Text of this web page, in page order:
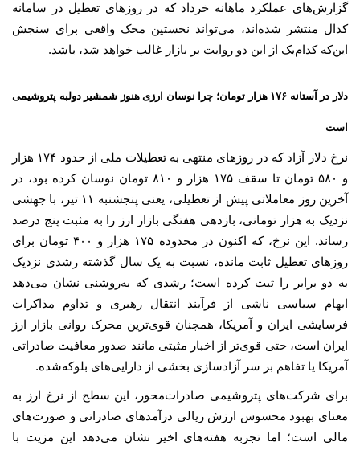
گزارش‌های عملکرد ماهانه خرداد که در روزهای تعطیل در سامانه
کدال منتشر شده‌اند، می‌تواند نخستین محک واقعی برای سنجش
این‌که کدام‌یک از این دو روایت بر بازار غالب خواهد شد، باشد.
دلار در آستانه ۱۷۶ هزار تومان؛ چرا نوسان ارزی هنوز شمشیر دولبه پتروشیمی
است
نرخ دلار آزاد که در روزهای منتهی به تعطیلات ملی از حدود ۱۷۴ هزار
و ۵۸۰ تومان تا سقف ۱۷۵ هزار و ۸۱۰ تومان نوسان کرده بود، در
آخرین روز معاملاتی پیش از تعطیلی، یعنی پنجشنبه ۱۱ تیر، با جهشی
نزدیک به هزار تومانی، بازدهی هفتگی بازار ارز را به مثبت پنج درصد
رساند. این نرخ، که اکنون در محدوده ۱۷۵ هزار و ۴۰۰ تومان برای
روزهای تعطیل ثابت مانده، نسبت به یک سال گذشته رشدی نزدیک
به دو برابر را ثبت کرده است؛ رشدی که به‌روشنی نشان می‌دهد
ابهام سیاسی ناشی از فرآیند انتقال رهبری و تداوم مذاکرات
فرسایشی ایران و آمریکا، همچنان قوی‌ترین محرک روانی بازار ارز
ایران است، حتی قوی‌تر از اخبار مثبتی مانند صدور معافیت صادراتی
آمریکا یا تفاهم بر سر آزادسازی بخشی از دارایی‌های بلوکه‌شده.
برای شرکت‌های پتروشیمی صادرات‌محور، این سطح از نرخ ارز به
معنای بهبود محسوس ارزش ریالی درآمدهای صادراتی و صورت‌های
مالی است؛ اما تجربه هفته‌های اخیر نشان می‌دهد این مزیت با